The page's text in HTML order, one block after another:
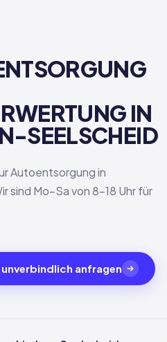
IN
SEELSCHEID
Autoentsorgung in
sind Mo–Sa von 8–18 Uhr für
anfragen